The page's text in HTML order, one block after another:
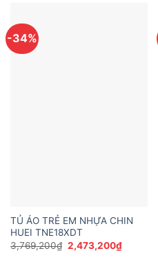
-34%
TỦ ÁO TRẺ EM NHỰA CHIN
HUEI TNE18XDT
3,769,200₫ Giá
gốc
2,473,200₫Giá
hiện